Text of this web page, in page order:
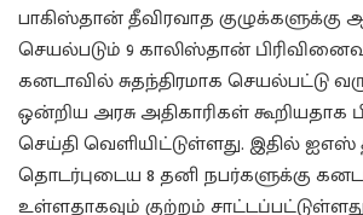
பாகிஸ்தான் தீவிரவாத குழுக்களுக்கு
செயல்படும் 9 காலிஸ்தான்
கனடாவில் சுதந்திரமாக செயல்பட்டு
ஒன்றிய அரசு அதிகாரிகள் கூறியதாக
செய்தி வெளியிட்டுள்ளது. இதில்
தொடர்புடைய 8 தனி நபர்களுக்கு
உள்ளதாகவும் குற்றம்